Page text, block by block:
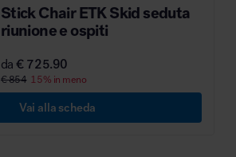
Stick Chair ETK Skid seduta
riunione e ospiti
da€ 725.90
€ 854 15% in meno
Vai alla scheda